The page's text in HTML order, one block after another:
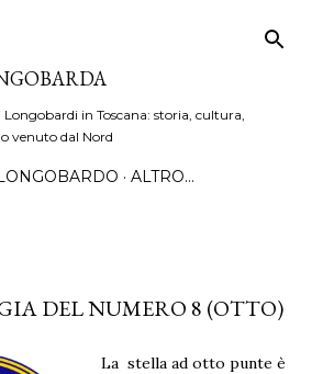
Longobardi in Toscana: storia, cultura,
venuto dal Nord
ALTRO…
DEL NUMERO 8 (OTTO)
La stella ad otto punte è